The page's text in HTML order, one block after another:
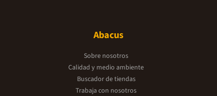
Abacus
Sobre nosotros
Calidad y medio ambiente
Buscador de tiendas
Trabaja con nosotros